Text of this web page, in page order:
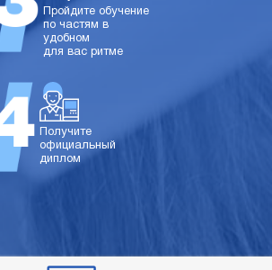
Пройдите обучение
по частям в
удобном
для вас ритме
Получите
официальный
диплом